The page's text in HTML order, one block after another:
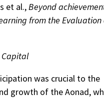
et al.,Beyond
from the Evaluation
Capital
was crucial to the
growth of the Aonad,